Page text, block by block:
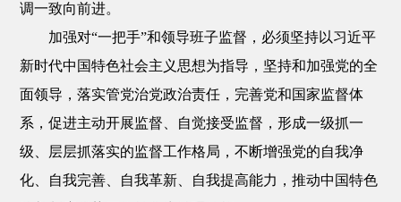
调一致向前进。
加强对“一把手”和领导班子监督，必须坚持以习近平
新时代中国特色社会主义思想为指导，坚持和加强党的全
面领导，落实管党治党政治责任，完善党和国家监督体
系，促进主动开展监督、自觉接受监督，形成一级抓一
级、层层抓落实的监督工作格局，不断增强党的自我净
化、自我完善、自我革新、自我提高能力，推动中国特色